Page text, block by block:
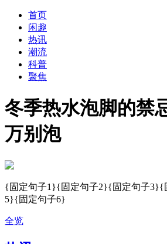
首页
闲趣
热讯
潮流
科普
聚焦
冬季热水泡脚的禁
万别泡
{固定句子1}{固定句子2}{固定句子3}{
5}{固定句子6}
全览